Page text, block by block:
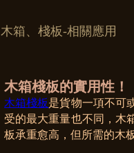
木箱、棧板-相關應用
木箱棧板的實用性！
木箱棧板是貨物一項不可
受的最大重量也不同，木
板承重愈高，但所需的木